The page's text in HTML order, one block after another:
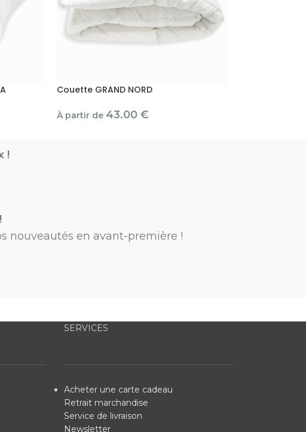
Couette GRAND NORD
À partir de 43.00 €
!
nouveautés en avant-première !
SERVICES
Acheter une carte cadeau
Retrait marchandise
Service de livraison
Newsletter